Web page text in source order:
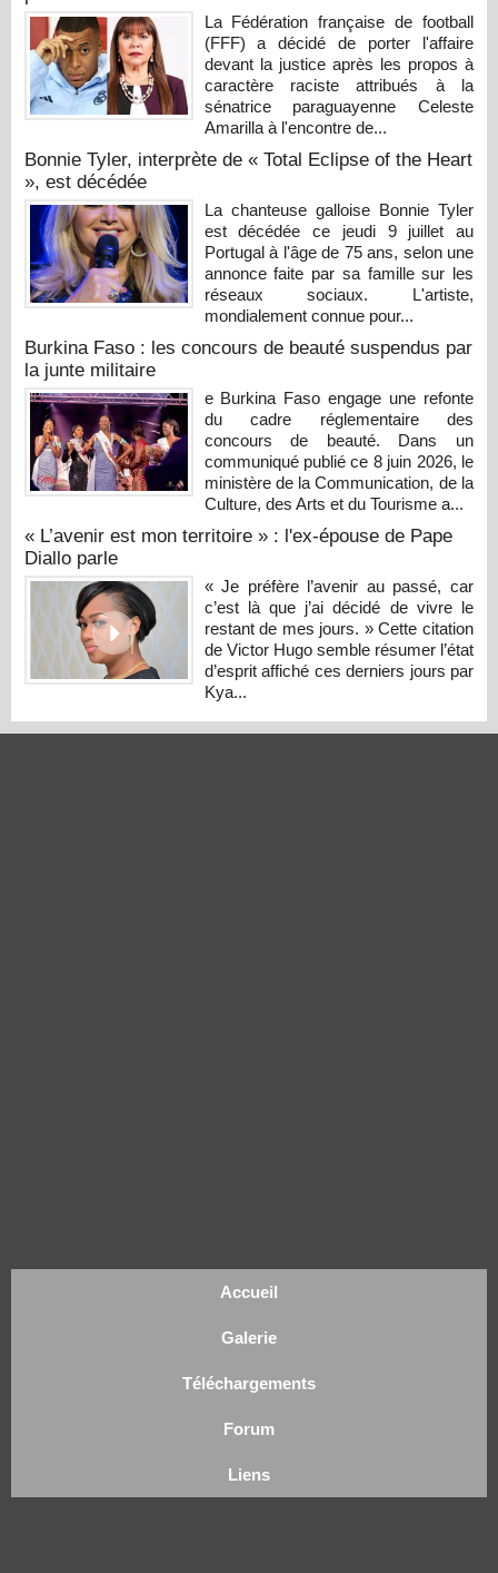
La Fédération française de football
(FFF) a décidé de porter l'affaire
devant la justice après les propos à
caractère raciste attribués à la
sénatrice paraguayenne Celeste
Amarilla à l'encontre de...
Bonnie Tyler, interprète de « Total Eclipse of the Heart
», est décédée
La chanteuse galloise Bonnie Tyler
est décédée ce jeudi 9 juillet au
Portugal à l'âge de 75 ans, selon une
annonce faite par sa famille sur les
réseaux sociaux. L'artiste,
mondialement connue pour...
Burkina Faso : les concours de beauté suspendus par
la junte militaire
e Burkina Faso engage une refonte
du cadre réglementaire des
concours de beauté. Dans un
communiqué publié ce 8 juin 2026, le
ministère de la Communication, de la
Culture, des Arts et du Tourisme a...
« L’avenir est mon territoire » : l'ex-épouse de Pape
Diallo parle
« Je préfère l’avenir au passé, car
c’est là que j’ai décidé de vivre le
restant de mes jours. » Cette citation
de Victor Hugo semble résumer l’état
d’esprit affiché ces derniers jours par
Kya...
Accueil
Galerie
Téléchargements
Forum
Liens